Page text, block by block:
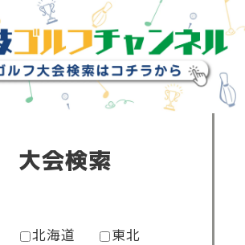
大会検索
北海道
東北